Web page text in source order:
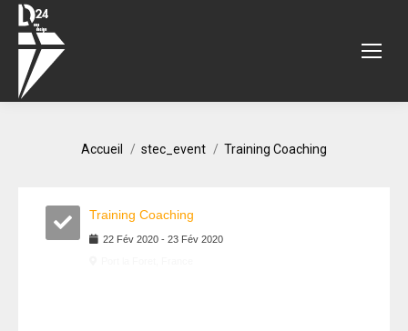
Accueil stec_event Training Coaching
Training Coaching
22 Fév 2020 - 23 Fév 2020